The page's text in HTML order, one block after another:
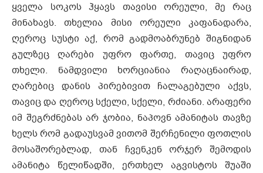
ყველა სოკოს ჰყავს თავისი ორეული, მე რაც
მინახავს. თხელია მისი ორეული კაფანადარა,
ღეროც სუსტი აქ, რომ გადმოაბრუნებ შიგნიდან
გულზეც ღარები უფრო ფართე, თავიც უფრო
თხელი. ნამდვილი ხორციანია რაღაცნაირად,
ღარებიც დანის პირებივით ჩალაგებული აქვს,
თავიც და ღეროც სქელი, სქელი, რძიანი. არაფერი
იმ შეგრძნებას არ ჯობია, ნაპოვნ ამანიტას თავზე
ხელს რომ გადაუსვამ ვითომ შერჩენილი ფოთლის
მოსაშორებლად, თან ჩვენკენ ორჯერ შემოდის
ამანიტა წელიწადში, ერთხელ აგვისტოს შუაში